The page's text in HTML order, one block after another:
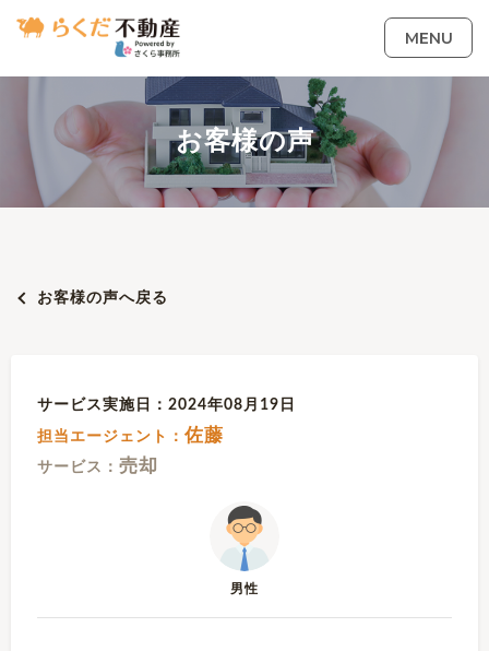
MENU
お客様の声
お客様の声へ戻る
サービス実施日：2024年08月19日
担当エージェント： 佐藤
サービス： 売却
男性